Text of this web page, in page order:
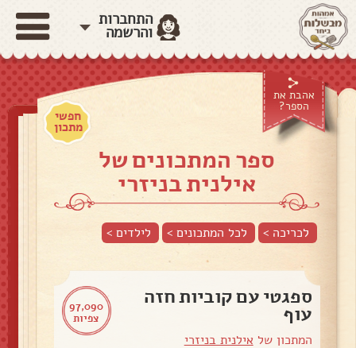
התחברות
והרשמה
אהבת את
הספר?
חפשי
מתכון
ספר המתכונים של
אילנית בניזרי
לכריכה > לכל המתכונים > לילדים>
97,090
צפיות
ספגטי עם קוביות חזה
עוף
המתכון של אילנית בניזרי